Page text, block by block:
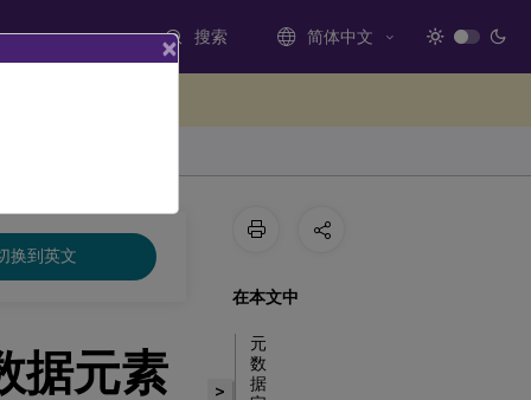
搜索 简体中文
换到英文
据元素 >
在本文中
元
数
据
×